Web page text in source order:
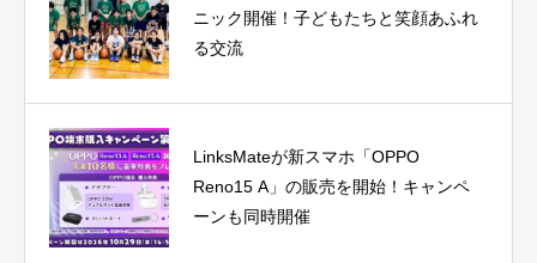
ニック開催！子どもたちと笑顔あふれ
る交流
LinksMateが新スマホ「OPPO
Reno15 A」の販売を開始！キャンペ
ーンも同時開催